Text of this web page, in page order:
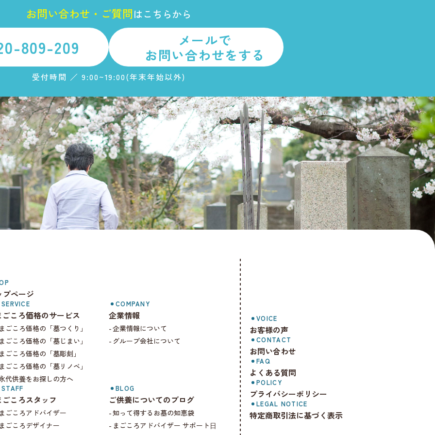
お問い合わせ ・ ご質問はこちらから
809-209
メールで
お問い合わせをする
受付時間 ／ 9:00~19:00(年末年始以外)
プページ
SERVICE
ごころ価格のサービス
ごころ価格の「墓つくり」
ごころ価格の「墓じまい」
ごころ価格の「墓彫刻」
ごころ価格の「墓リノベ」
代供養をお探しの方へ
COMPANY
企業情報
企業情報について
グループ会社について
STAFF
ごころスタッフ
ごころアドバイザー
ごころデザイナー
BLOG
ご供養についてのブログ
知って得するお墓の知恵袋
まごころアドバイザー サポート⽇
VOICE
お客様の声
CONTACT
お問い合わせ
FAQ
よくある質問
POLICY
プライバシーポリシー
LEGAL NOTICE
特定商取引法に基づく表示